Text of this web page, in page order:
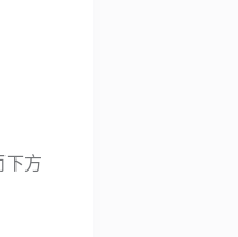
下方